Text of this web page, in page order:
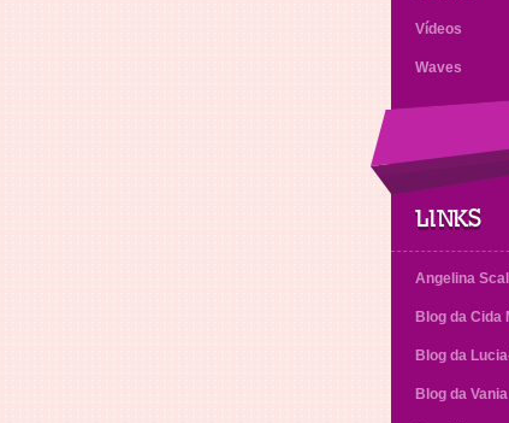
Vídeos
Waves
LINKS
Angelina
Blog da Cida
Blog da
Blog da Vania